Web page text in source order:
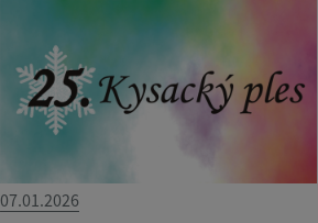
07.01.2026